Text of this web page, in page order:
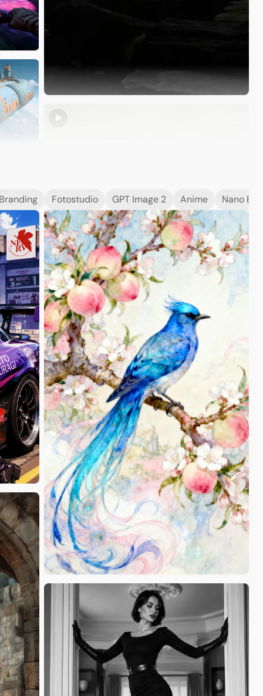
ChloeCreates99
Branding Fotostudio GPT Image 2 Anime Nano
nurzy aly